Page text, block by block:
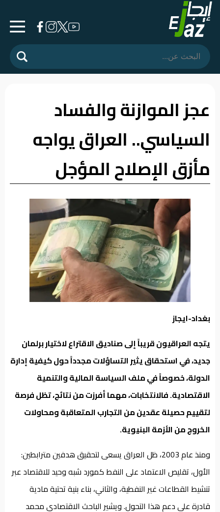
الرئيسية
المشهد
فرشة
الأسواق
وموقف
الفيديوهات
عجز الموازنة والفساد
السياسي.. العراق يواجه
مأزق الإصلاح المؤجل
بغداد-ايجاز
يتجه العراقيون قريباً إلى صناديق الاقتراع لاختيار برلمان
جديد، في استحقاق يثير التساؤلات مجدداً حول كيفية إدارة
الدولة، خصوصاً في ملف السياسة المالية والتنمية
الاقتصادية. فالانتخابات، مهما أفرزت من نتائج، تظل فرصة
لتقييم حصيلة عقدين من التجارب المتعاقبة ومحاولات
الخروج من الأزمة البنيوية.
ومنذ عام 2003، ظل العراق يسعى لتحقيق هدفين مترابطين:
الأول، تقليص الاعتماد على النفط كمورد شبه وحيد للاقتصاد عبر
تنشيط القطاعات غير النفطية، والثاني، بناء بنية تحتية مادية
قادرة على دعم هذا التحول. ويشير الباحث الاقتصادي محمد